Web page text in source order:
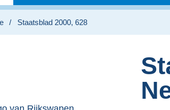
Staatsblad 2000, 628